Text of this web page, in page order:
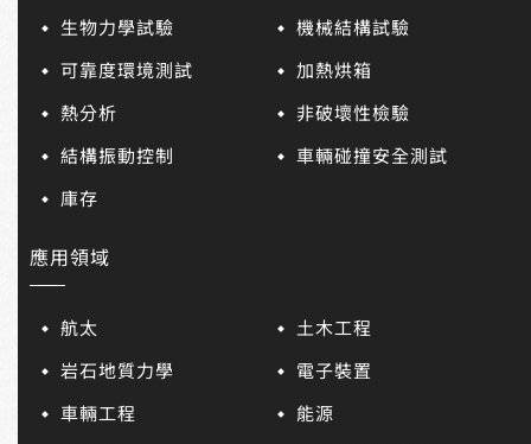
生物力學試驗
機械結構試驗
可靠度環境測試
加熱烘箱
熱分析
非破壞性檢驗
結構振動控制
車輛碰撞安全測試
庫存
應用領域
航太
土木工程
岩石地質力學
電子裝置
車輛工程
能源